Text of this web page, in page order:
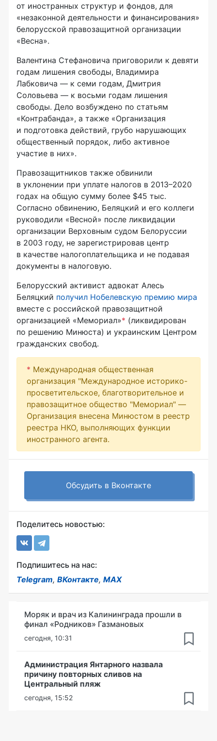
от иностранных структур и фондов, для
«незаконной деятельности и финансирования»
белорусской правозащитной организации
«Весна».
Валентина Стефановича приговорили к девяти
годам лишения свободы, Владимира
Лабковича — к семи годам, Дмитрия
Соловьева — к восьми годам лишения
свободы. Дело возбуждено по статьям
«Контрабанда», а также «Организация
и подготовка действий, грубо нарушающих
общественный порядок, либо активное
участие в них».
Правозащитников также обвинили
в уклонении при уплате налогов в 2013–2020
годах на общую сумму более $45 тыс.
Согласно обвинению, Беляцкий и его коллеги
руководили «Весной» после ликвидации
организации Верховным судом Белоруссии
в 2003 году, не зарегистрировав центр
в качестве налогоплательщика и не подавая
документы в налоговую.
Белорусский активист адвокат Алесь
Беляцкий получил Нобелевскую премию мира
вместе с российской правозащитной
организацией «Мемориал»* (ликвидирован
по решению Минюста) и украинским Центром
гражданских свобод.
* Международная общественная
организация "Международное историко-
просветительское, благотворительное и
правозащитное общество "Мемориал" —
Организация внесена Минюстом в реестр
реестра НКО, выполняющих функции
иностранного агента.
Обсудить в Вконтакте
Поделитесь новостью:
Подпишитесь на нас:
Telegram, ВКонтакте, MAX
Моряк и врач из Калининграда прошли в
финал «Родников» Газмановых
сегодня, 10:31
Администрация Янтарного назвала
причину повторных сливов на
Центральный пляж
сегодня, 15:52